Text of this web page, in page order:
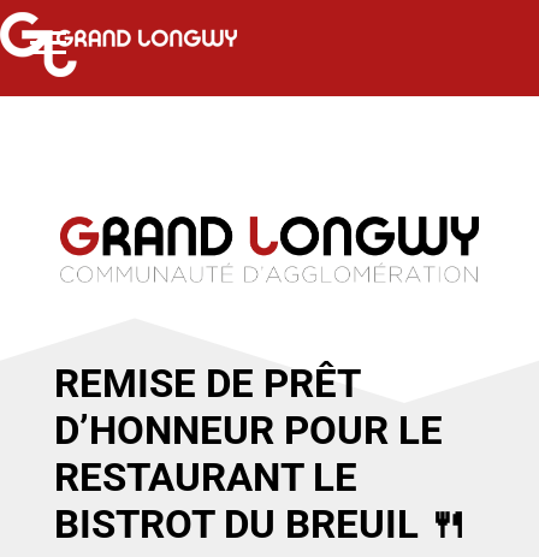
REMISE DE PRÊT
D’HONNEUR POUR LE
RESTAURANT LE
BISTROT DU BREUIL 🍴